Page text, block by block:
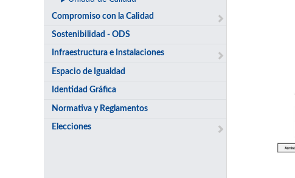
Compromiso con la Calidad
Sostenibilidad - ODS
Infraestructura e Instalaciones
Espacio de Igualdad
Identidad Gráfica
Normativa y Reglamentos
Elecciones